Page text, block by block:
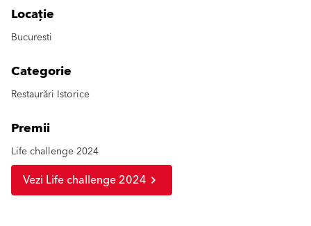
Locație
Bucuresti
Categorie
Restaurări Istorice
Premii
Life challenge 2024
Vezi Life challenge 2024